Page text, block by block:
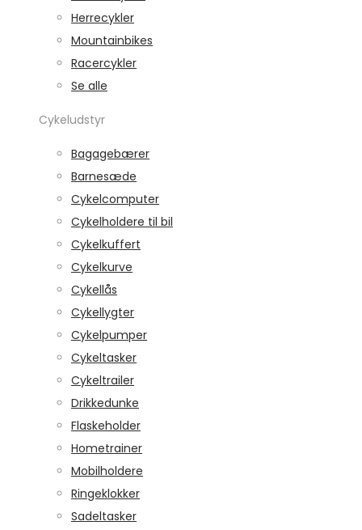
Herrecykler
Mountainbikes
Racercykler
Se alle
Cykeludstyr
Bagagebærer
Barnesæde
Cykelcomputer
Cykelholdere til bil
Cykelkuffert
Cykelkurve
Cykellås
Cykellygter
Cykelpumper
Cykeltasker
Cykeltrailer
Drikkedunke
Flaskeholder
Hometrainer
Mobilholdere
Ringeklokker
Sadeltasker